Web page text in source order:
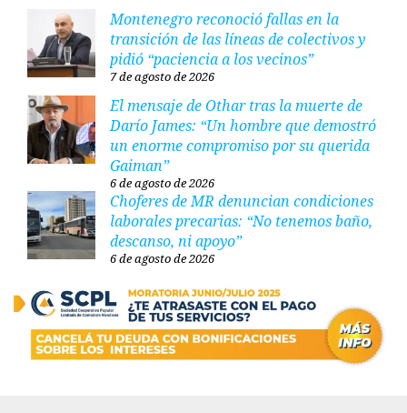
Montenegro reconoció fallas en la
transición de las líneas de colectivos y
pidió “paciencia a los vecinos”
7 de agosto de 2026
El mensaje de Othar tras la muerte de
Darío James: “Un hombre que demostró
un enorme compromiso por su querida
Gaiman”
6 de agosto de 2026
Choferes de MR denuncian condiciones
laborales precarias: “No tenemos baño,
descanso, ni apoyo”
6 de agosto de 2026